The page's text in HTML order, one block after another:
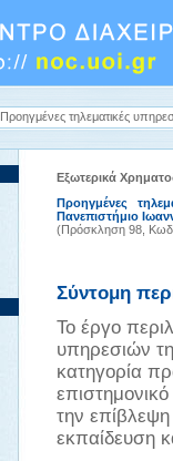
Προηγμένες τηλεματικές
Εξωτερικά
Προηγμένες
Πανεπιστήμιο
(Πρόσκληση 98,
Σύντομη
Το έργο
υπηρεσιών
κατηγορία
την
εκπαίδευση